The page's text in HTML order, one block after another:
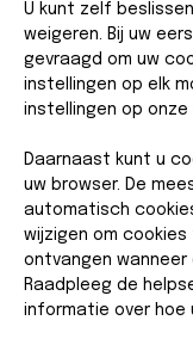
U kunt zelf
weigeren. Bij uw
gevraagd om uw
instellingen op elk
instellingen op onze
Daarnaast kunt u
uw browser. De
automatisch
wijzigen om
ontvangen
Raadpleeg de
informatie over hoe